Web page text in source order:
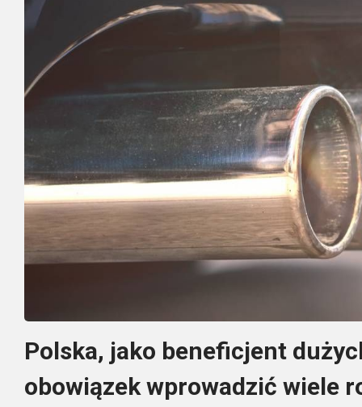
Polska, jako beneficjent
obowiązek wprowadzić wiele